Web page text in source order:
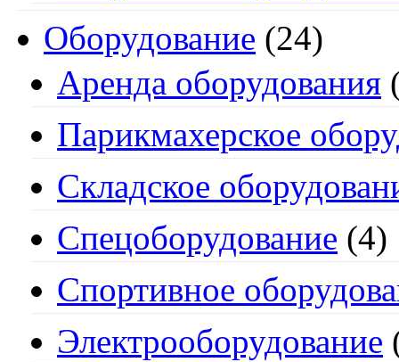
Оборудование (24)
Аренда оборудования
Парикмахерское
Складское
Спецоборудование (4)
Спортивное
Электрооборудование